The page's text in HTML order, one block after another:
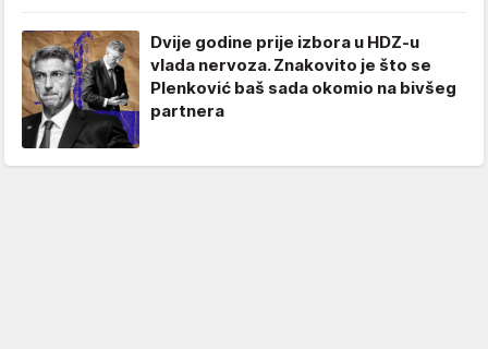
Dvije godine prije izbora u HDZ-u
vlada nervoza. Znakovito je što se
Plenković baš sada okomio na bivšeg
partnera